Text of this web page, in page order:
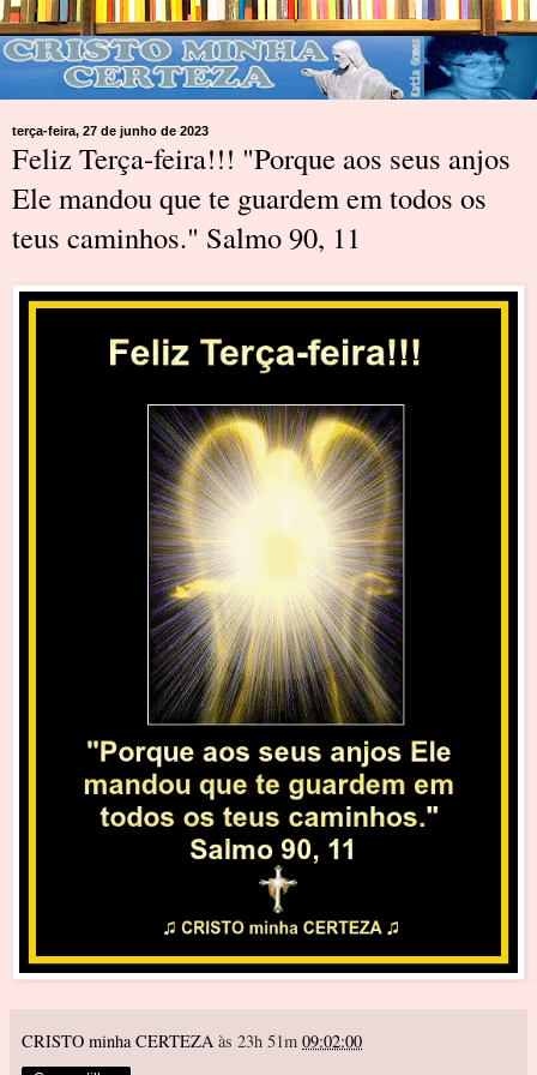
terça-feira, 27 de junho de 2023
Feliz Terça-feira!!! "Porque aos seus anjos
Ele mandou que te guardem em todos os
teus caminhos." Salmo 90, 11
CRISTO minha CERTEZA às 23h 51m 09:02:00